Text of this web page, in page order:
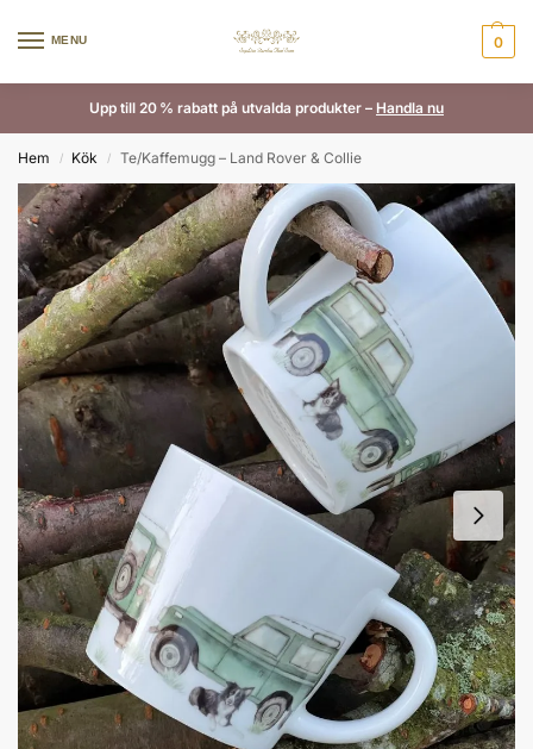
MENU 0
Upp till 20 % rabatt på utvalda produkter – Handla nu
Hem / Kök / Te/Kaffemugg – Land Rover & Collie